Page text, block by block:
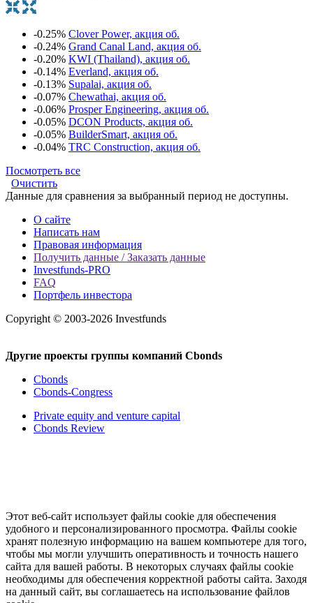
-0.25% Clover Power, акция об.
-0.24% Grand Canal Land, акция об.
-0.20% KWI (Thailand), акция об.
-0.14% Everland, акция об.
-0.13% Supalai, акция об.
-0.07% Chewathai, акция об.
-0.06% Prosper Engineering, акция об.
-0.05% DCON Products, акция об.
-0.05% BuilderSmart, акция об.
-0.04% TRC Construction, акция об.
Посмотреть все
Очистить
Данные для сравнения за выбранный период не доступны.
О сайте
Написать нам
Правовая информация
Получить данные / Заказать данные
Investfunds-PRO
FAQ
Портфель инвестора
Copyright © 2003-2026 Investfunds
Другие проекты группы компаний Cbonds
Cbonds
Cbonds-Congress
Private equity and venture capital
Cbonds Review
Этот веб-сайт использует файлы cookie для обеспечения
удобного и персонализированного просмотра. Файлы cookie
хранят полезную информацию на вашем компьютере для того,
чтобы мы могли улучшить оперативность и точность нашего
сайта для вашей работы. В некоторых случаях файлы cookie
необходимы для обеспечения корректной работы сайта. Заходя
на данный сайт, вы соглашаетесь на использование файлов